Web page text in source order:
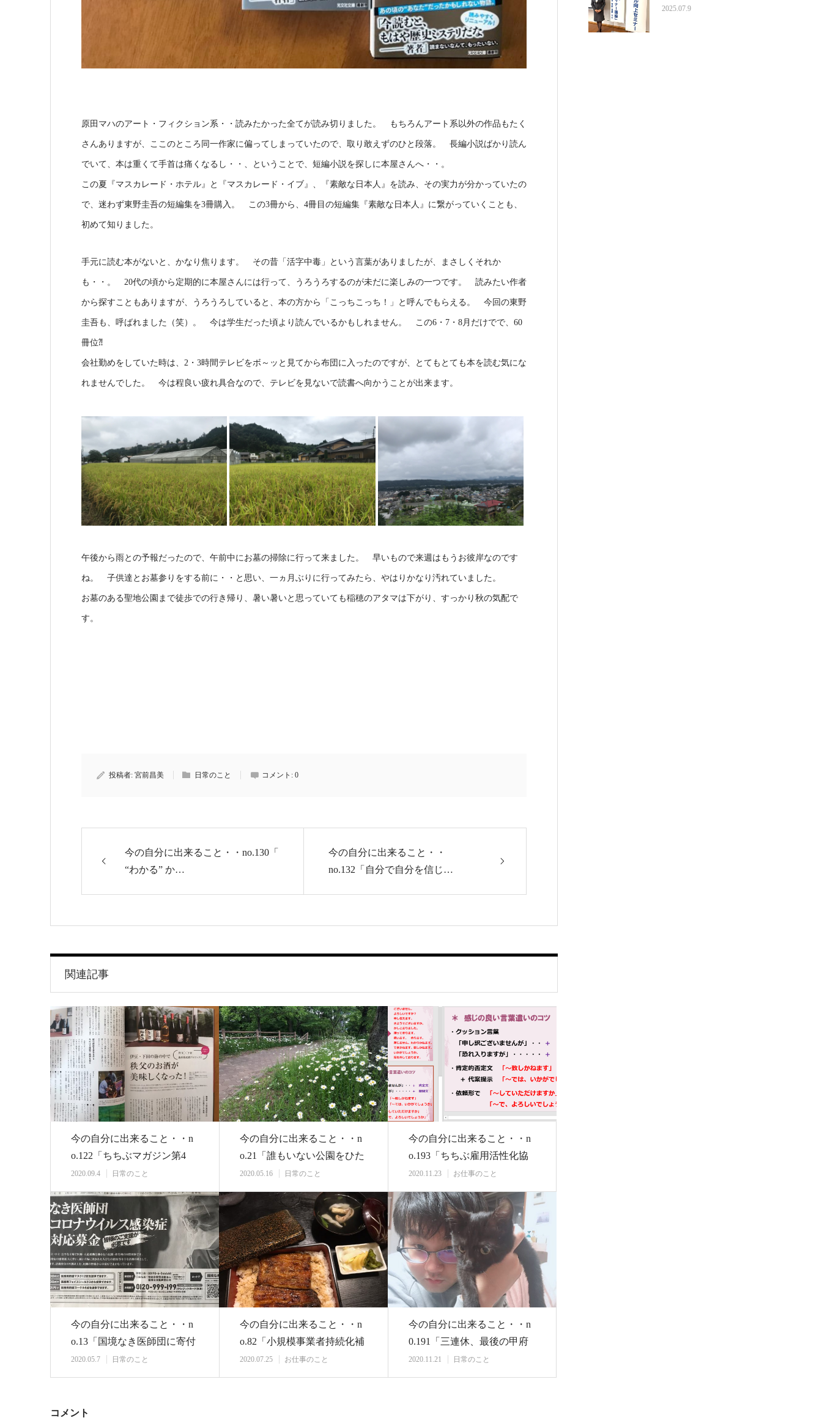
原田マハのアート・フィクション系・・読みたかった全てが読み切りました。 もちろんアート系以外の作品もたく
さんありますが、ここのところ同一作家に偏ってしまっていたので、取り敢えずのひと段落。 長編小説ばかり読ん
でいて、本は重くて手首は痛くなるし・・、ということで、短編小説を探しに本屋さんへ・・。
この夏『マスカレード・ホテル』と『マスカレード・イブ』、『素敵な日本人』を読み、その実力が分かっていたの
で、迷わず東野圭吾の短編集を3冊購入。 この3冊から、4冊目の短編集『素敵な日本人』に繋がっていくことも、
初めて知りました。
手元に読む本がないと、かなり焦ります。 その昔「活字中毒」という言葉がありましたが、まさしくそれか
も・・。 20代の頃から定期的に本屋さんには行って、うろうろするのが未だに楽しみの一つです。 読みたい作者
から探すこともありますが、うろうろしていると、本の方から「こっちこっち！」と呼んでもらえる。 今回の東野
圭吾も、呼ばれました（笑）。 今は学生だった頃より読んでいるかもしれません。 この6・7・8月だけでで、60
冊位⁈
会社勤めをしていた時は、2・3時間テレビをボ～ッと見てから布団に入ったのですが、とてもとても本を読む気にな
れませんでした。 今は程良い疲れ具合なので、テレビを見ないで読書へ向かうことが出来ます。
午後から雨との予報だったので、午前中にお墓の掃除に行って来ました。 早いもので来週はもうお彼岸なのです
ね。 子供達とお墓参りをする前に・・と思い、一ヵ月ぶりに行ってみたら、やはりかなり汚れていました。
お墓のある聖地公園まで徒歩での行き帰り、暑い暑いと思っていても稲穂のアタマは下がり、すっかり秋の気配で
す。
投稿者: 宮前昌美 日常のこと コメント: 0
今の自分に出来ること・・no.130「
“わかる” か…
今の自分に出来ること・・
no.132「自分で自分を信じ…
関連記事
今の自分に出来ること・・n
o.122「ちちぶマガジン第4
号 秩父×下…
2020.09.4 日常のこと
今の自分に出来ること・・n
o.21「誰もいない公園をひた
すら歩く・・…
2020.05.16 日常のこと
今の自分に出来ること・・n
o.193「ちちぶ雇用活性化協
議会 ビジネ…
2020.11.23 お仕事のこと
今の自分に出来ること・・n
o.13「国境なき医師団に寄付
してみようと…
2020.05.7 日常のこと
今の自分に出来ること・・n
o.82「小規模事業者持続化補
助金〈コロナ…
2020.07.25 お仕事のこと
今の自分に出来ること・・n
0.191「三連休、最後の甲府
行き」
2020.11.21 日常のこと
コメント
2025.07.9